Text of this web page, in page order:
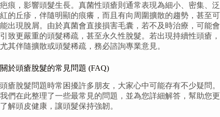
疤痕，影響頭髮生長。真菌性頭瘡則通常表現為細小、密集、泛
紅的丘疹，伴隨明顯的痕癢，而且有向周圍擴散的趨勢，甚至可
能出現脫屑。由於真菌會直接損害毛囊，若不及時治療，可能會
引致更嚴重的頭髮稀疏，甚至永久性脫髮。若出現持續性頭瘡，
尤其伴隨擴散或頭髮稀疏，務必諮詢專業意見。
關於頭瘡脫髮的常見問題 (FAQ)
頭瘡脫髮問題時常困擾許多朋友，大家心中可能存有不少疑問。
我們在此整理了一些最常見的問題，並為您詳細解答，幫助您更
了解頭皮健康，讓頭髮保持強韌。